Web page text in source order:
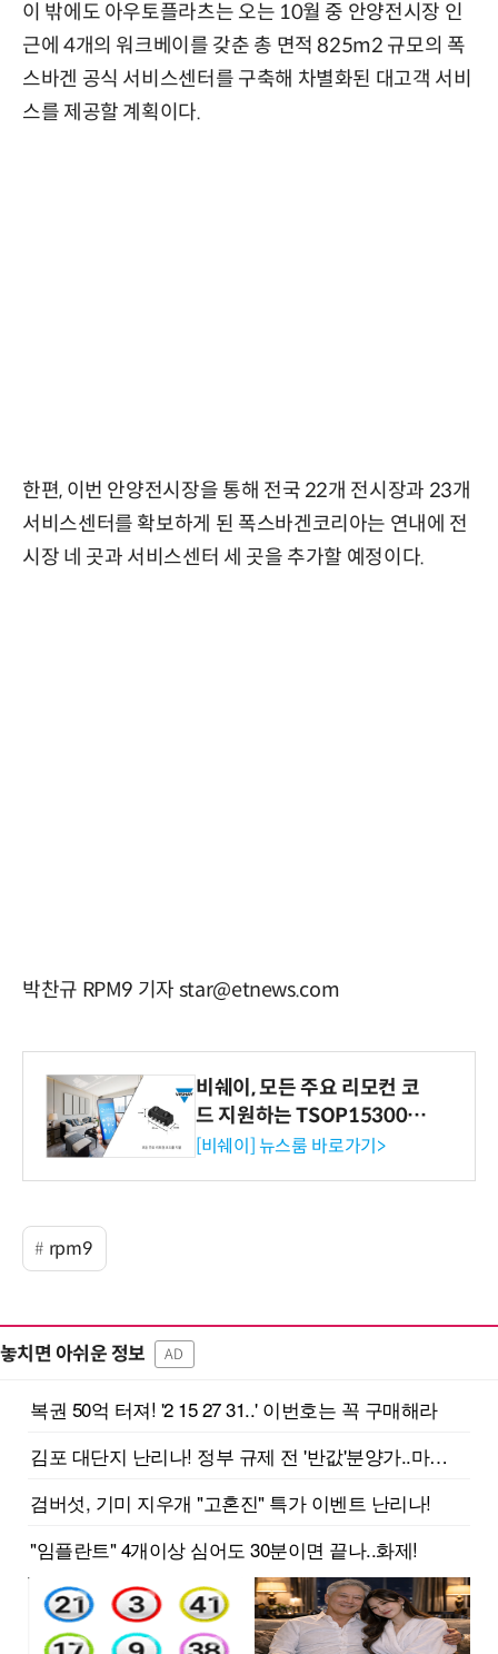
이 밖에도 아우토플라츠는 오는 10월 중 안양전시장 인
근에 4개의 워크베이를 갖춘 총 면적 825m2 규모의 폭
스바겐 공식 서비스센터를 구축해 차별화된 대고객 서비
스를 제공할 계획이다.
한편, 이번 안양전시장을 통해 전국 22개 전시장과 23개
서비스센터를 확보하게 된 폭스바겐코리아는 연내에 전
시장 네 곳과 서비스센터 세 곳을 추가할 예정이다.
박찬규 RPM9 기자 star@etnews.com
비쉐이, 모든 주요 리모컨 코
드 지원하는 TSOP15300 시
리즈 IR 수신기 출시
[비쉐이] 뉴스룸 바로가기>
rpm9
놓치면 아쉬운 정보 AD